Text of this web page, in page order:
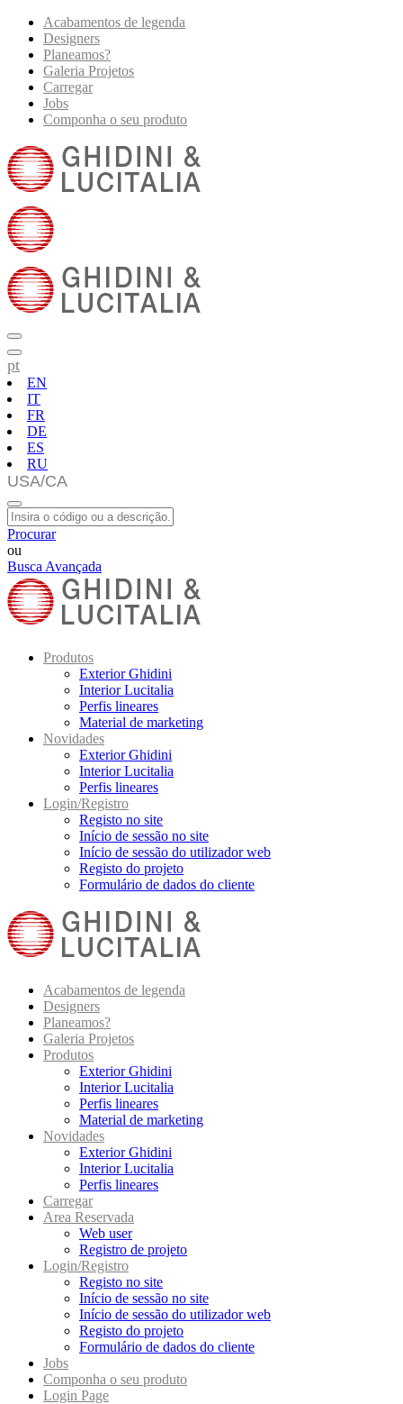
Acabamentos de legenda
Designers
Planeamos?
Galeria Projetos
Carregar
Jobs
Componha o seu produto
pt
EN
IT
FR
DE
ES
RU
Procurar
ou
Busca Avançada
Produtos
Exterior Ghidini
Interior Lucitalia
Perfis lineares
Material de marketing
Novidades
Exterior Ghidini
Interior Lucitalia
Perfis lineares
Login/Registro
Registo no site
Início de sessão no site
Início de sessão do utilizador web
Registo do projeto
Formulário de dados do cliente
Acabamentos de legenda
Designers
Planeamos?
Galeria Projetos
Produtos
Exterior Ghidini
Interior Lucitalia
Perfis lineares
Material de marketing
Novidades
Exterior Ghidini
Interior Lucitalia
Perfis lineares
Carregar
Area Reservada
Web user
Registro de projeto
Login/Registro
Registo no site
Início de sessão no site
Início de sessão do utilizador web
Registo do projeto
Formulário de dados do cliente
Jobs
Componha o seu produto
Login Page